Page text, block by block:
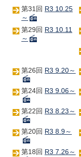
第31回 R3 10.25
～
第29回 R3 10.11
～
第26回 R3 9.20～
第24回 R3 9.06～
第22回 R3 8.23～
第20回 R3 8.9～
第18回 R3 7.26～